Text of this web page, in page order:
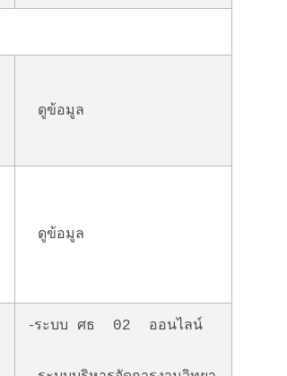
ดูข้อมูล
ดูข้อมูล
-ระบบ ศธ 02 ออนไลน์